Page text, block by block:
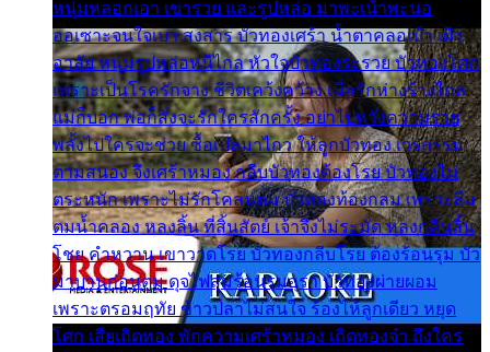
หนุ่มหลอกเอา เขารวย และรูปหล่อ มาพะเน้าพะนอ
ออเซาะจนใจเบา สงสาร บัวทองเศร้า น้ำตาคลอเบ้า เฝ้า
อาลัย หนุ่มรูปหล่อหนีไกล หัวใจบัวทองระรวย บัวทองโศก
เพราะเป็นโรครักจาง ชีวิตเคว้งคว้าง เมื่อรักห่างร้างไกล
แม่ก็บอก พ่อก็สั่งจะรักใครสักครั้ง อย่าไปหวังความรวย
พลั้งไปใครจะช่วย ซื้อเปลมาไกว ให้ลูกบัวทอง เวรกรรม
ตามสนอง จึงเศร้าหมอง กลีบบัวทองต้องโรย บัวทองไม่
ตระหนัก เพราะไม่รักโคลนตม บัวทองท้องกลม เพราะลืม
ตมน้ำคลอง หลงลิ้น ที่สิ้นสัตย์ เจ้าจึงไม่ระมัด หลงกลิ่นลิ้น
โชย คำหวาน เขาวาดโรย บัวทองกลีบโรย ต้องร้อนรุม บัว
มาบานก่อนตูม ดุจไฟสุมร้อนรุมอุรา บัวทองผ่ายผอม
เพราะตรอมฤทัย ข้าวปลาไม่สนใจ ร้องไห้ลูกเดียว หยุด
โศก เสียเถิดทอง พักความเศร้าหมอง เถิดทองจ๋า ถึงใคร